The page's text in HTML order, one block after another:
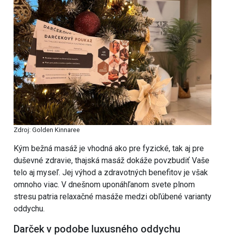
Zdroj: Golden Kinnaree
Kým bežná masáž je vhodná ako pre fyzické, tak aj pre
duševné zdravie, thajská masáž dokáže povzbudiť Vaše
telo aj myseľ. Jej výhod a zdravotných benefitov je však
omnoho viac. V dnešnom uponáhľanom svete plnom
stresu patria relaxačné masáže medzi obľúbené varianty
oddychu.
Darček v podobe luxusného oddychu